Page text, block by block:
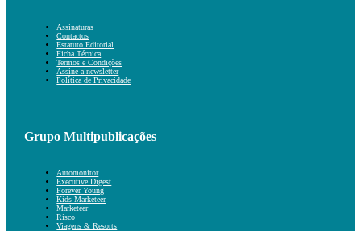
Assinaturas
Contactos
Estatuto Editorial
Ficha Técnica
Termos e Condições
Assine a newsletter
Política de Privacidade
Grupo Multipublicações
Automonitor
Executive Digest
Forever Young
Kids Marketeer
Marketeer
Risco
Viagens & Resorts